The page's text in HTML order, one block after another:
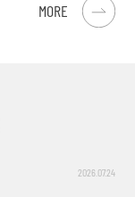
MORE
2026.07.24